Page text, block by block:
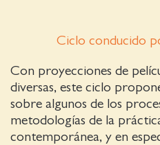
Ciclo conducido
Con proyecciones de
diversas, este ciclo
sobre algunos de los
metodologías de la
contemporánea, y en